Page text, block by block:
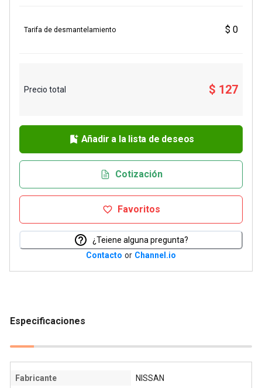
Tarifa de desmantelamiento $ 0
Precio total $ 127
Añadir a la lista de deseos
Cotización
Favoritos
¿Teiene alguna pregunta?
Contacto or Channel.io
Especificaciones
Fabricante NISSAN